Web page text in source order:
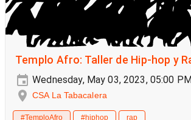
Templo Afro: Taller de Hip-hop y
Wednesday, May 03, 2023, 05:00
CSA La Tabacalera
#TemploAfro #hiphop rap